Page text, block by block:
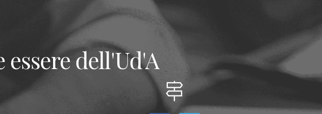
dell'Ud'A